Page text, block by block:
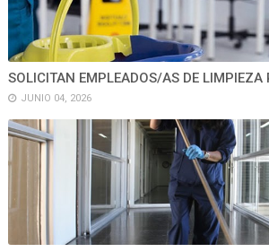
SOLICITAN EMPLEADOS/AS DE LIMPIEZA
JUNIO 04, 2026